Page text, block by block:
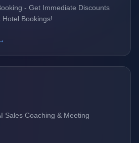
- Get Immediate Discounts
Bookings!
Sales Coaching & Meeting